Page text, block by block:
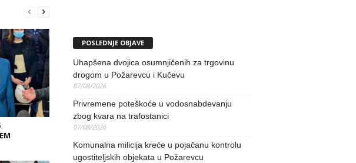
POSLEDNJE OBJAVE
Uhapšena dvojica osumnjičenih za trgovinu
drogom u Požarevcu i Kučevu
07/08/2026
Privremene poteškoće u vodosnabdevanju
zbog kvara na trafostanici
07/08/2026
Komunalna milicija kreće u pojačanu kontrolu
ugostiteljskih objekata u Požarevcu